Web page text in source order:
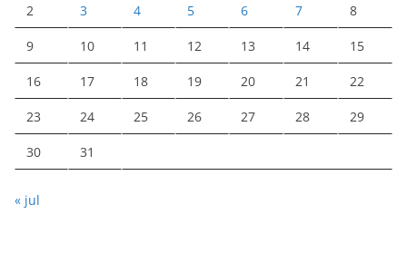
2 3 4 5 6 7 8
9 10 11 12 13 14 15
16 17 18 19 20 21 22
23 24 25 26 27 28 29
30 31
« jul